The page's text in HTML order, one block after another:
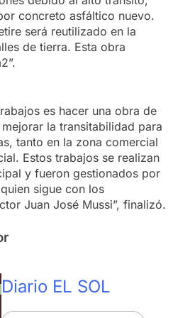
concreto asfáltico nuevo.
será reutilizado en la
de tierra. Esta obra
es hacer una obra de
la transitabilidad para
tanto en la zona comercial
Estos trabajos se realizan
y fueron gestionados por
sigue con los
Juan José Mussi”, finalizó.
Diario EL SOL